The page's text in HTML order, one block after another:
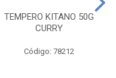
TEMPERO KITANO 50G
CURRY
Código: 78212